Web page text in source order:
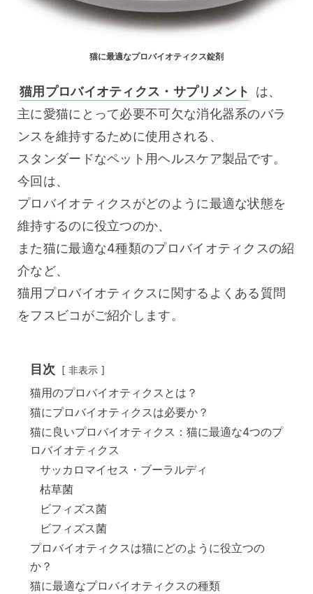
猫に最適なプロバイオティクス錠剤
猫用プロバイオティクス・サプリメント
は、
主に愛猫にとって必要不可欠な消化器系のバラ
ンスを維持するために使用される、
スタンダードなペット用ヘルスケア製品です。
今回は、
プロバイオティクスがどのように最適な状態を
維持するのに役立つのか、
また猫に最適な4種類のプロバイオティクスの紹
介など、
猫用プロバイオティクスに関するよくある質問
をフスビコがご紹介します。
目次 非表示
猫用のプロバイオティクスとは？
猫にプロバイオティクスは必要か？
猫に良いプロバイオティクス：猫に最適な4つのプ
ロバイオティクス
サッカロマイセス・ブーラルディ
枯草菌
ビフィズス菌
ビフィズス菌
プロバイオティクスは猫にどのように役立つの
か？
猫に最適なプロバイオティクスの種類